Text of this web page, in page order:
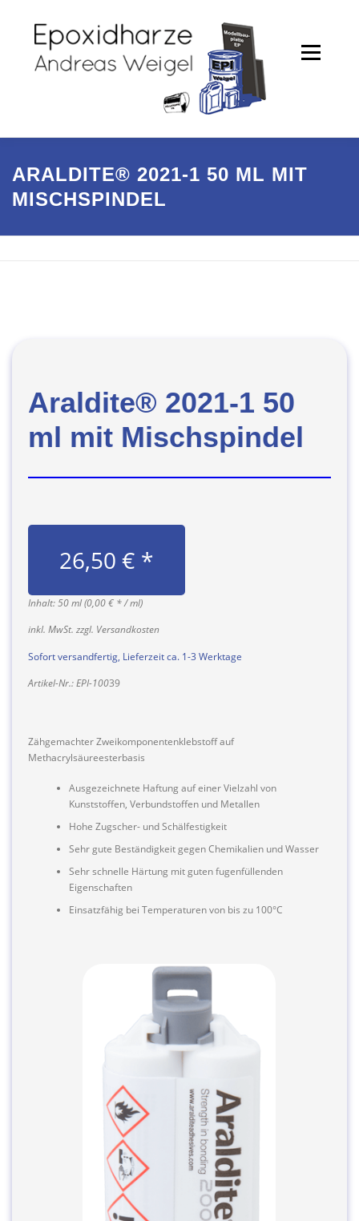
springen
Menü
PARTNER / REFERENZEN
ARALDITE® 2021-1 50 ML MIT
MISCHSPINDEL
Araldite® 2021-1 50
ml mit Mischspindel
26,50 € *
Inhalt: 50 ml (0,00 € * / ml)
inkl. MwSt. zzgl. Versandkosten
Sofort versandfertig, Lieferzeit ca. 1-3 Werktage
Artikel-Nr.: EPI-10039
Zähgemachter Zweikomponentenklebstoff auf
Methacrylsäureesterbasis
Ausgezeichnete Haftung auf einer Vielzahl von
Kunststoffen, Verbundstoffen und Metallen
Hohe Zugscher- und Schälfestigkeit
Sehr gute Beständigkeit gegen Chemikalien und Wasser
Sehr schnelle Härtung mit guten fugenfüllenden
Eigenschaften
Einsatzfähig bei Temperaturen von bis zu 100°C